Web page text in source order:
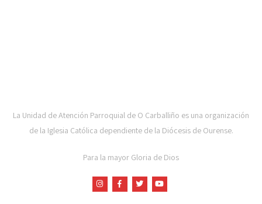
La Unidad de Atención Parroquial de O Carballiño es una organización
de la Iglesia Católica dependiente de la Diócesis de Ourense.
Para la mayor Gloria de Dios